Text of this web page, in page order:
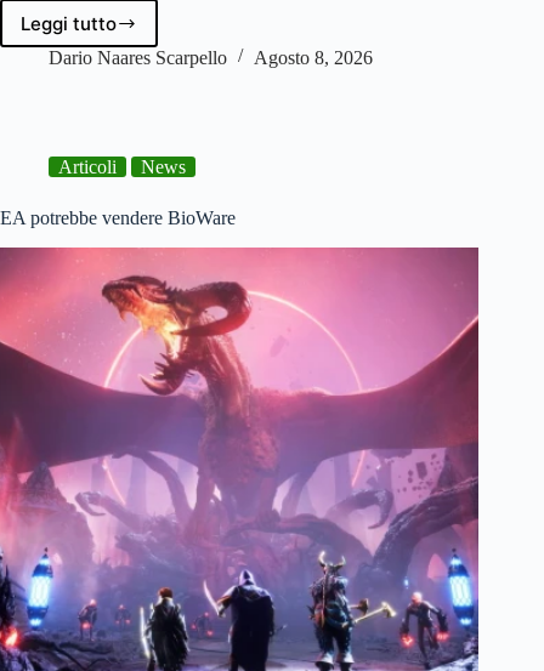
Leggi tutto
Angels
Fall
Una
enorme
Dario Naares Scarpello Agosto 8, 2026
Articoli News
EA potrebbe vendere BioWare